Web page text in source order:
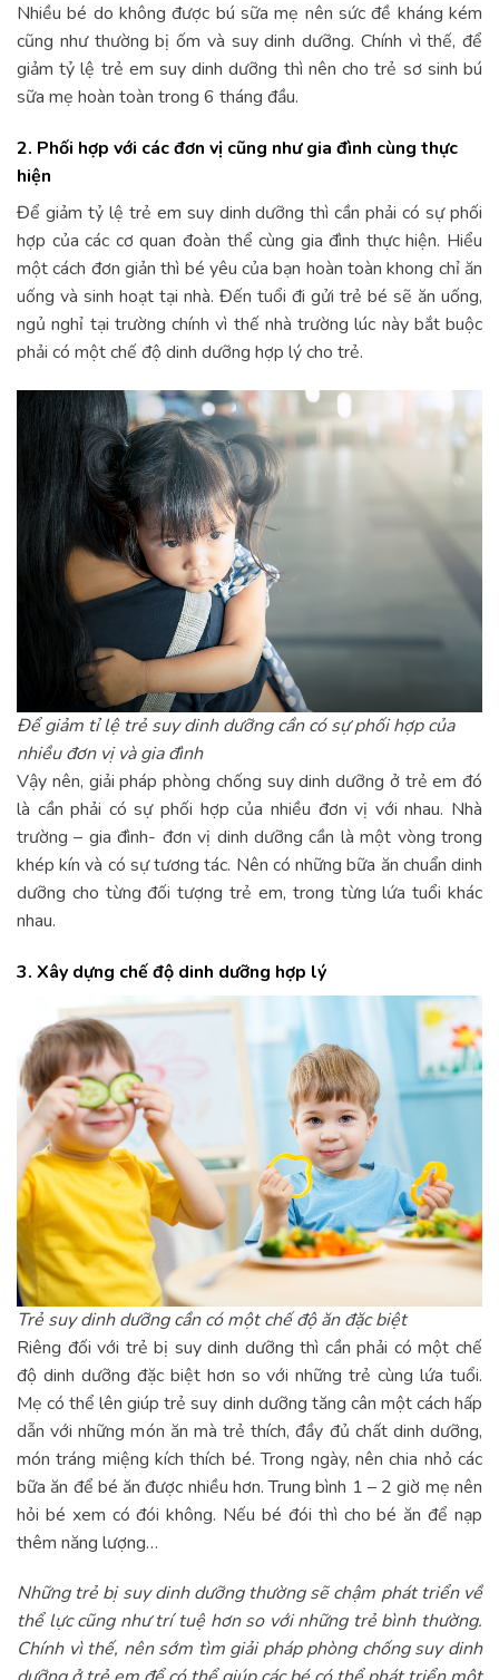
Nhiều bé do không được bú sữa mẹ nên sức đề kháng kém
cũng như thường bị ốm và suy dinh dưỡng. Chính vì thế, để
giảm tỷ lệ trẻ em suy dinh dưỡng thì nên cho trẻ sơ sinh bú
sữa mẹ hoàn toàn trong 6 tháng đầu.
2. Phối hợp với các đơn vị cũng như gia đình cùng thực
hiện
Để giảm tỷ lệ trẻ em suy dinh dưỡng thì cần phải có sự phối
hợp của các cơ quan đoàn thể cùng gia đình thực hiện. Hiểu
một cách đơn giản thì bé yêu của bạn hoàn toàn khong chỉ ăn
uống và sinh hoạt tại nhà. Đến tuổi đi gửi trẻ bé sẽ ăn uống,
ngủ nghỉ tại trường chính vì thế nhà trường lúc này bắt buộc
phải có một chế độ dinh dưỡng hợp lý cho trẻ.
Để giảm tỉ lệ trẻ suy dinh dưỡng cần có sự phối hợp của
nhiều đơn vị và gia đình
Vậy nên, giải pháp phòng chống suy dinh dưỡng ở trẻ em đó
là cần phải có sự phối hợp của nhiều đơn vị với nhau. Nhà
trường – gia đình- đơn vị dinh dưỡng cần là một vòng trong
khép kín và có sự tương tác. Nên có những bữa ăn chuẩn dinh
dưỡng cho từng đối tượng trẻ em, trong từng lứa tuổi khác
nhau.
3. Xây dựng chế độ dinh dưỡng hợp lý
Trẻ suy dinh dưỡng cần có một chế độ ăn đặc biệt
Riêng đối với trẻ bị suy dinh dưỡng thì cần phải có một chế
độ dinh dưỡng đặc biệt hơn so với những trẻ cùng lứa tuổi.
Mẹ có thể lên giúp trẻ suy dinh dưỡng tăng cân một cách hấp
dẫn với những món ăn mà trẻ thích, đầy đủ chất dinh dưỡng,
món tráng miệng kích thích bé. Trong ngày, nên chia nhỏ các
bữa ăn để bé ăn được nhiều hơn. Trung bình 1 – 2 giờ mẹ nên
hỏi bé xem có đói không. Nếu bé đói thì cho bé ăn để nạp
thêm năng lượng…
Những trẻ bị suy dinh dưỡng thường sẽ chậm phát triển về
thể lực cũng như trí tuệ hơn so với những trẻ bình thường.
Chính vì thế, nên sớm tìm giải pháp phòng chống suy dinh